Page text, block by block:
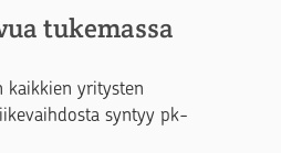
tukemassa
kaikkien yritysten
syntyy pk-